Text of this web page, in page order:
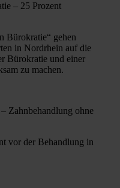
– 25 Prozent
Bürokratie“ gehen
in Nordrhein auf die
Bürokratie und einer
zu machen.
Zahnbehandlung ohne
vor der Behandlung in